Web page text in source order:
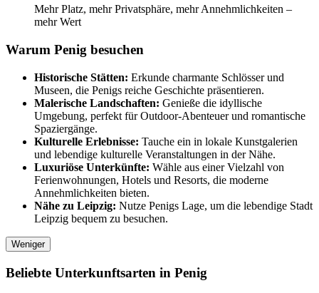
Mehr Platz, mehr Privatsphäre, mehr Annehmlichkeiten –
mehr Wert
Warum Penig besuchen
Historische Stätten: Erkunde charmante Schlösser und
Museen, die Penigs reiche Geschichte präsentieren.
Malerische Landschaften: Genieße die idyllische
Umgebung, perfekt für Outdoor-Abenteuer und romantische
Spaziergänge.
Kulturelle Erlebnisse: Tauche ein in lokale Kunstgalerien
und lebendige kulturelle Veranstaltungen in der Nähe.
Luxuriöse Unterkünfte: Wähle aus einer Vielzahl von
Ferienwohnungen, Hotels und Resorts, die moderne
Annehmlichkeiten bieten.
Nähe zu Leipzig: Nutze Penigs Lage, um die lebendige Stadt
Leipzig bequem zu besuchen.
Weniger
Beliebte Unterkunftsarten in Penig